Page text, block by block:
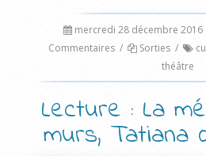
mercredi 28 décembre 2016
Commentaires / Sorties /
théâtre
Lecture : La
murs, Tatiana